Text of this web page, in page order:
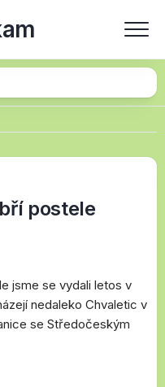
postele
jsme se vydali letos v
nedaleko Chvaletic v
se Středočeským